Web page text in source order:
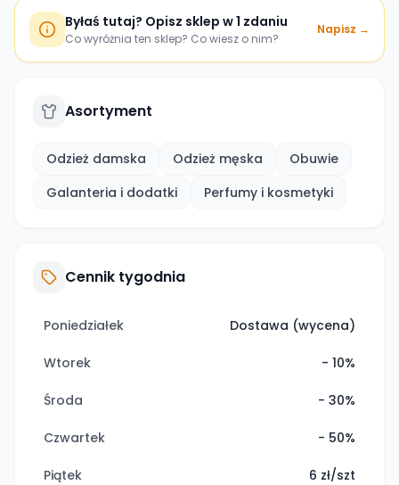
Byłaś tutaj? Opisz sklep w 1 zdaniu
Co wyróżnia ten sklep? Co wiesz o nim?
Napisz →
Asortyment
Odzież damska Odzież męska
Obuwie
Galanteria i dodatki
Perfumy i kosmetyki
Cennik tygodnia
Poniedziałek Dostawa (wycena)
Wtorek - 10%
Środa - 30%
Czwartek - 50%
Piątek 6 zł/szt